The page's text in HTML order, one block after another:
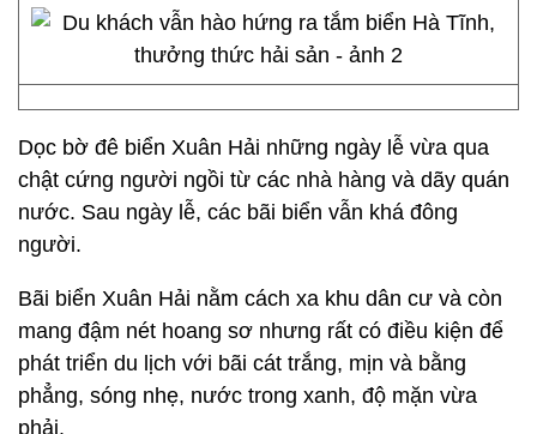
Dọc bờ đê biển Xuân Hải những ngày lễ vừa qua
chật cứng người ngồi từ các nhà hàng và dãy quán
nước. Sau ngày lễ, các bãi biển vẫn khá đông
người.
Bãi biển Xuân Hải nằm cách xa khu dân cư và còn
mang đậm nét hoang sơ nhưng rất có điều kiện để
phát triển du lịch với bãi cát trắng, mịn và bằng
phẳng, sóng nhẹ, nước trong xanh, độ mặn vừa
phải.